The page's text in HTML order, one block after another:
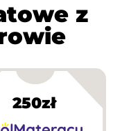
z
250zł